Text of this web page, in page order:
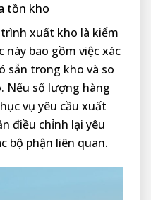
tồn kho
xuất kho là kiểm
này bao gồm việc xác
sẵn trong kho và so
Nếu số lượng hàng
vụ yêu cầu xuất
điều chỉnh lại yêu
bộ phận liên quan.